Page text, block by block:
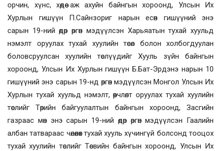
орчин, хүнс, хөдөө аж ахуйн байнгын хороонд, Улсын Их
Хурлын гишүүн П.Сайнзориг нарын есөн гишүүний энэ
сарын 19-ний өдөр өргөн мэдүүлсэн Харьяатын тухай хуульд
нэмэлт оруулах тухай хуулийн төсөл болон холбогдуулан
боловсруулсан хуулийн төслүүдийг Хууль зүйн байнгын
хороонд, Улсын Их Хурлын гишүүн Б.Бат-Эрдэнэнарын 10
гишүүний энэ сарын 19-нд өргөн мэдүүлсэн Монгол Улсын Их
Хурлын тухай хуульд нэмэлт, өөрчлөлт оруулах тухай хуулийн
төслийг Төрийн байгуулалтын байнгын хороонд, Засгийн
газраас мөн энэ сарын 19-ний өдөр өргөн мэдүүлсэн Гаалийн
албан татвараас чөлөөлөх тухай хууль хүчингүй болсонд тооцох
тухай хуулийн төслийг Төсвийн байнгын хороонд, Улсын Их